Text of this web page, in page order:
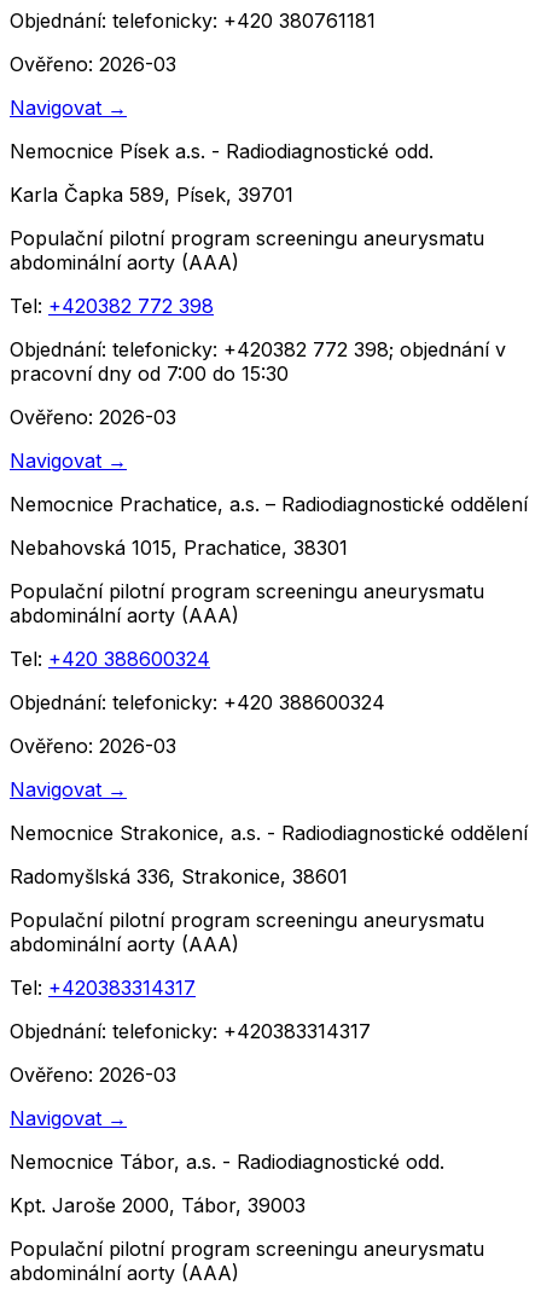
Objednání: telefonicky: +420 380761181
Ověřeno: 2026-03
Navigovat →
Nemocnice Písek a.s. - Radiodiagnostické odd.
Karla Čapka 589, Písek, 39701
Populační pilotní program screeningu aneurysmatu
abdominální aorty (AAA)
Tel: +420382 772 398
Objednání: telefonicky: +420382 772 398; objednání v
pracovní dny od 7:00 do 15:30
Ověřeno: 2026-03
Navigovat →
Nemocnice Prachatice, a.s. – Radiodiagnostické oddělení
Nebahovská 1015, Prachatice, 38301
Populační pilotní program screeningu aneurysmatu
abdominální aorty (AAA)
Tel: +420 388600324
Objednání: telefonicky: +420 388600324
Ověřeno: 2026-03
Navigovat →
Nemocnice Strakonice, a.s. - Radiodiagnostické oddělení
Radomyšlská 336, Strakonice, 38601
Populační pilotní program screeningu aneurysmatu
abdominální aorty (AAA)
Tel: +420383314317
Objednání: telefonicky: +420383314317
Ověřeno: 2026-03
Navigovat →
Nemocnice Tábor, a.s. - Radiodiagnostické odd.
Kpt. Jaroše 2000, Tábor, 39003
Populační pilotní program screeningu aneurysmatu
abdominální aorty (AAA)